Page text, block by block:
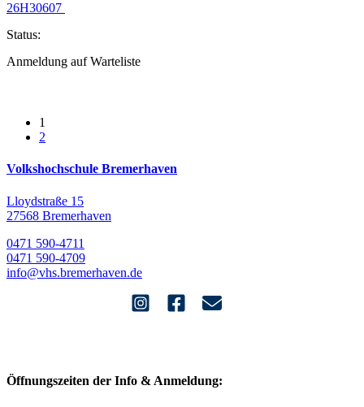
26H30607
Status:
Anmeldung auf Warteliste
1
2
Volkshochschule Bremerhaven
Lloydstraße 15
27568 Bremerhaven
0471 590-4711
0471 590-4709
info@vhs.bremerhaven.de
Öffnungszeiten der Info & Anmeldung: